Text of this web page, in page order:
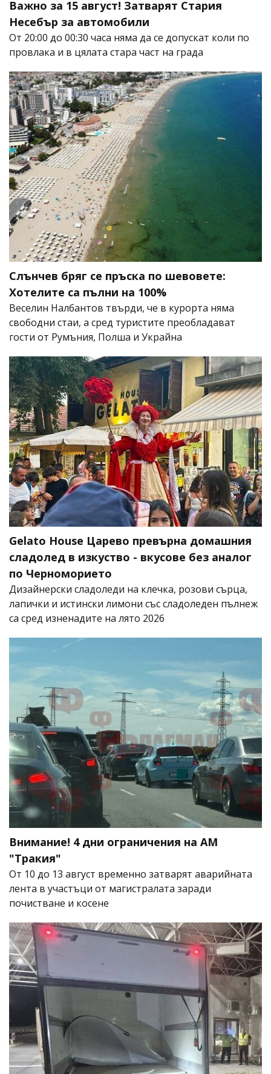
Важно за 15 август! Затварят Стария
Несебър за автомобили
От 20:00 до 00:30 часа няма да се допускат коли по
провлака и в цялата стара част на града
Слънчев бряг се пръска по шевовете:
Хотелите са пълни на 100%
Веселин Налбантов твърди, че в курорта няма
свободни стаи, а сред туристите преобладават
гости от Румъния, Полша и Украйна
Gelato House Царево превърна домашния
сладолед в изкуство - вкусове без аналог
по Черноморието
Дизайнерски сладоледи на клечка, розови сърца,
лапички и истински лимони със сладоледен пълнеж
са сред изненадите на лято 2026
Внимание! 4 дни ограничения на АМ
"Тракия"
От 10 до 13 август временно затварят аварийната
лента в участъци от магистралата заради
почистване и косене